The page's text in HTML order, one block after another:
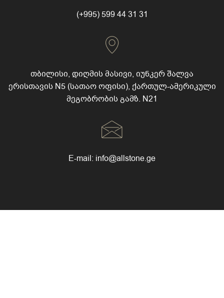
(+995) 599 44 31 31
თბილისი, დიღმის მასივი, იუნკერ შალვა
ერისთავის N5 (სათაო ოფისი), ქართულ-ამერიკული
მეგობრობის გამზ. N21
E-mail: info@allstone.ge